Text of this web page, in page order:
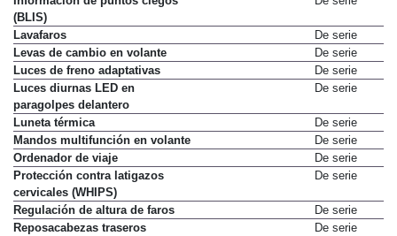
(BLIS)
Lavafaros
De serie
Levas de cambio en volante
De serie
Luces de freno adaptativas
De serie
Luces diurnas LED en
paragolpes delantero
De serie
Luneta térmica
De serie
Mandos multifunción en volante
De serie
Ordenador de viaje
De serie
Protección contra latigazos
cervicales (WHIPS)
De serie
Regulación de altura de faros
De serie
Reposacabezas traseros
De serie